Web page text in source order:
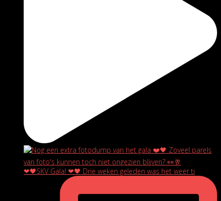
❤🖤SKV Gala! ❤🖤 Drie weken geleden was het weer ti